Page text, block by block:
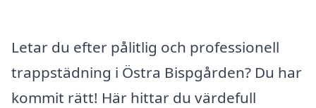
Letar du efter pålitlig och professionell
trappstädning i Östra Bispgården? Du har
kommit rätt! Här hittar du värdefull